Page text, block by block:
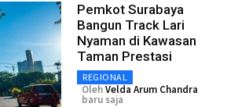
Pemkot Surabaya
Bangun Track Lari
Nyaman di Kawasan
Taman Prestasi
REGIONAL
OlehVelda Arum Chandra
baru saja